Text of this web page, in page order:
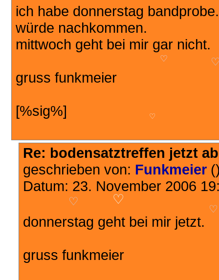
♡
♡
ich habe donnerstag bandprobe.
würde nachkommen.
mittwoch geht bei mir gar nicht.
gruss funkmeier
[%sig%]
Re: bodensatztreffen jetzt
geschrieben von: Funkmeier
Datum: 23. November 2006
donnerstag geht bei mir jetzt.
gruss funkmeier